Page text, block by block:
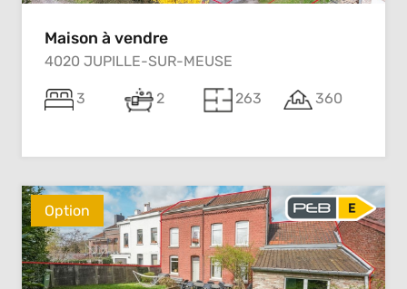
Maison à vendre
4020 JUPILLE-SUR-MEUSE
3 2 263 360
Option